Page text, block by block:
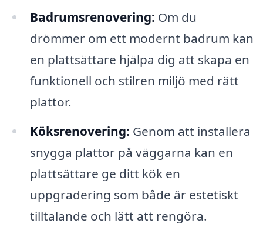
Badrumsrenovering: Om du
drömmer om ett modernt badrum kan
en plattsättare hjälpa dig att skapa en
funktionell och stilren miljö med rätt
plattor.
Köksrenovering: Genom att installera
snygga plattor på väggarna kan en
plattsättare ge ditt kök en
uppgradering som både är estetiskt
tilltalande och lätt att rengöra.